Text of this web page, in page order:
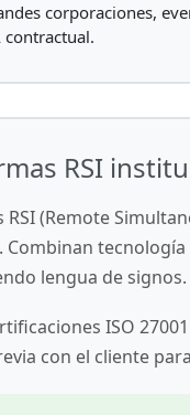
corporaciones,
contractual.
RSI
RSI (Remote
Combinan
lengua de signos.
ISO
con el cliente